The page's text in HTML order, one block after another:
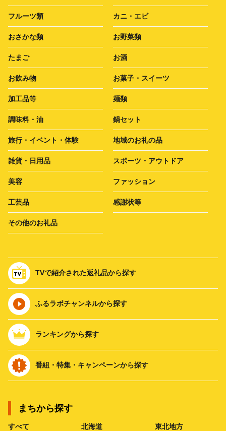
フルーツ類 カニ・エビ
おさかな類 お野菜類
たまご お酒
お飲み物 お菓子・スイーツ
加工品等 麺類
調味料・油 鍋セット
旅行・イベント・体験 地域のお礼の品
雑貨・日用品 スポーツ・アウトドア
美容 ファッション
工芸品 感謝状等
その他のお礼品
TVで紹介された返礼品から探す
ふるラボチャンネルから探す
ランキングから探す
番組・特集・キャンペーンから探す
まちから探す
すべて 北海道 東北地方